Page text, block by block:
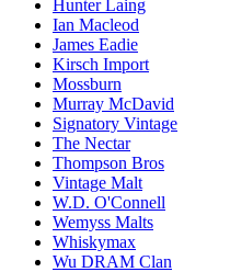
Hunter Laing
Ian Macleod
James Eadie
Kirsch Import
Mossburn
Murray McDavid
Signatory Vintage
The Nectar
Thompson Bros
Vintage Malt
W.D. O'Connell
Wemyss Malts
Whiskymax
Wu DRAM Clan